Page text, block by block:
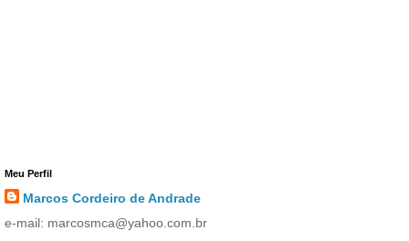
Meu Perfil
Marcos Cordeiro de Andrade
e-mail: marcosmca@yahoo.com.br